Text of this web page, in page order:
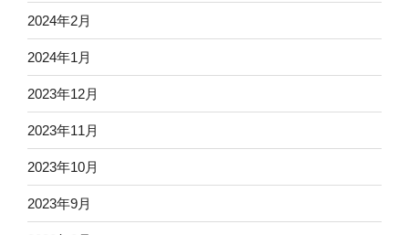
2024年2月
2024年1月
2023年12月
2023年11月
2023年10月
2023年9月